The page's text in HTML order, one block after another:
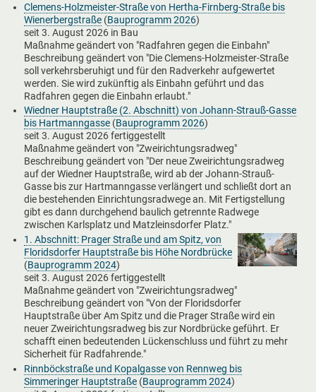
Clemens-Holzmeister-Straße von Hertha-Firnberg-Straße bis
Wienerbergstraße (Bauprogramm 2026)
seit 3. August 2026 in Bau
Maßnahme geändert von "Radfahren gegen die Einbahn"
Beschreibung geändert von "Die Clemens-Holzmeister-Straße
soll verkehrsberuhigt und für den Radverkehr aufgewertet
werden. Sie wird zukünftig als Einbahn geführt und das
Radfahren gegen die Einbahn erlaubt."
Wiedner Hauptstraße (2. Abschnitt) von Johann-Strauß-Gasse
bis Hartmanngasse (Bauprogramm 2026)
seit 3. August 2026fertiggestellt
Maßnahme geändert von "Zweirichtungsradweg"
Beschreibung geändert von "Der neue Zweirichtungsradweg
auf der Wiedner Hauptstraße, wird ab der Johann-Strauß-
Gasse bis zur Hartmanngasse verlängert und schließt dort an
die bestehenden Einrichtungsradwege an. Mit Fertigstellung
gibt es dann durchgehend baulich getrennte Radwege
zwischen Karlsplatz und Matzleinsdorfer Platz."
1. Abschnitt: Prager Straße und am Spitz, von
Floridsdorfer Hauptstraße bis Höhe Nordbrücke
(Bauprogramm 2024)
seit 3. August 2026fertiggestellt
Maßnahme geändert von "Zweirichtungsradweg"
Beschreibung geändert von "Von der Floridsdorfer
Hauptstraße über Am Spitz und die Prager Straße wird ein
neuer Zweirichtungsradweg bis zur Nordbrücke geführt. Er
schafft einen bedeutenden Lückenschluss und führt zu mehr
Sicherheit für Radfahrende."
Rinnböckstraße und Kopalgasse von Rennweg bis
Simmeringer Hauptstraße (Bauprogramm 2024)